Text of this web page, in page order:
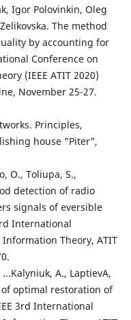
Igor Polovinkin, Oleg
The method
by accounting for
Conference on
(IEEE ATIT 2020)
November 25-27.
Principles,
house "Piter",
O., Toliupa, S.,
detection of radio
signals of eversible
International
Theory, ATIT
A., LaptievA,
optimal restoration of
3rd International